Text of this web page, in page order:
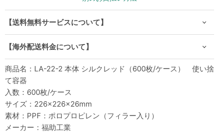
【送料無料サービスについて】
【海外配送料金について】
商品名：LA-22-2 本体 シルクレッド（600枚/ケース） 使い捨
て容器
入数：600枚/ケース
サイズ：226×226×26mm
素材：PPF：ポロプロピレン（フィラー入り）
メーカー：福助工業